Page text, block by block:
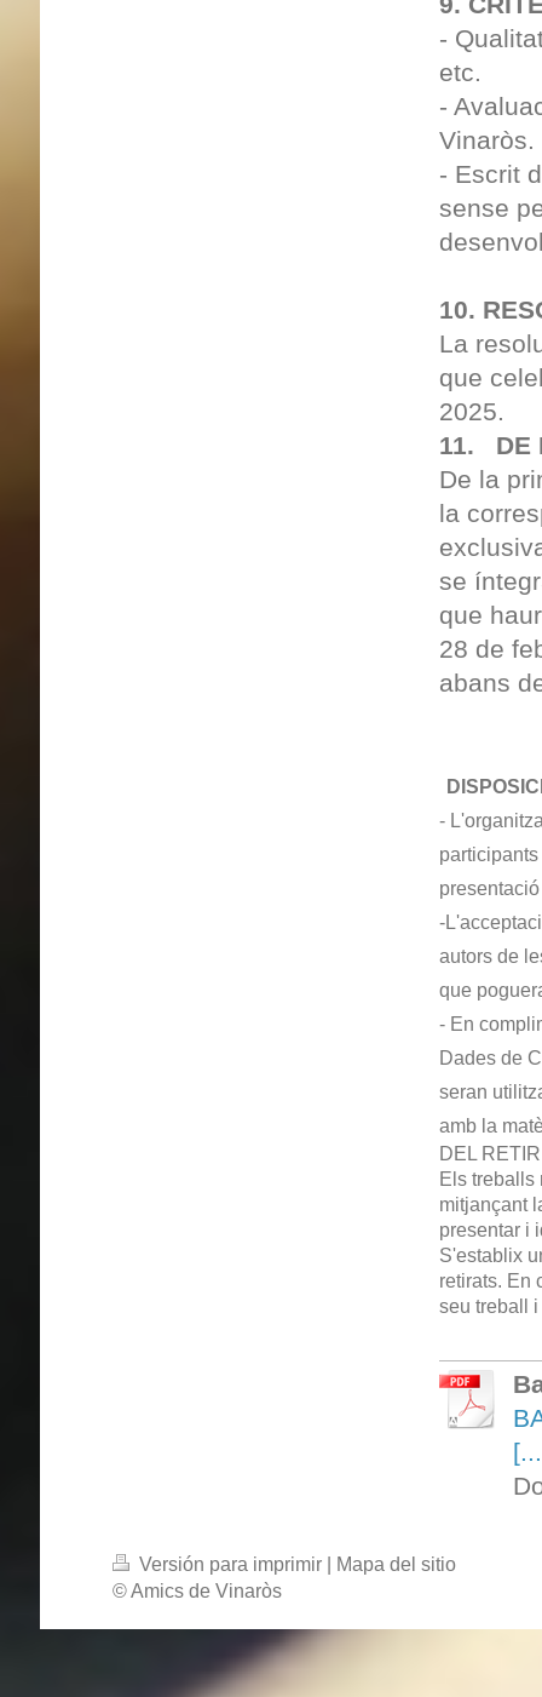
-
etc.
-
Vinaròs.
- Escrit
sense
10.
La
que
2025.
11. DE
De la
la
se
que
28 de
abans
-
-
autors de
que
- En
Dades de
seran
amb la
DEL
Els treballs
mitjançant
presentar i
S'establix
retirats. En
seu treball
Versión para imprimir
Mapa del sitio
© Amics de Vinaròs